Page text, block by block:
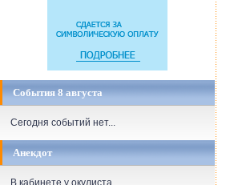
События 8 августа
Сегодня событий нет...
Анекдот
В кабинете у окулиста.